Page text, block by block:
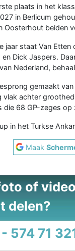
plaats in het
in Berlicum
Oosterhout beiden
staat Van
Dick Jaspers.
Nederland,
gemaakt
achter
68 GP-zeges op
in het Turkse
Maak
of
delen?
574 71